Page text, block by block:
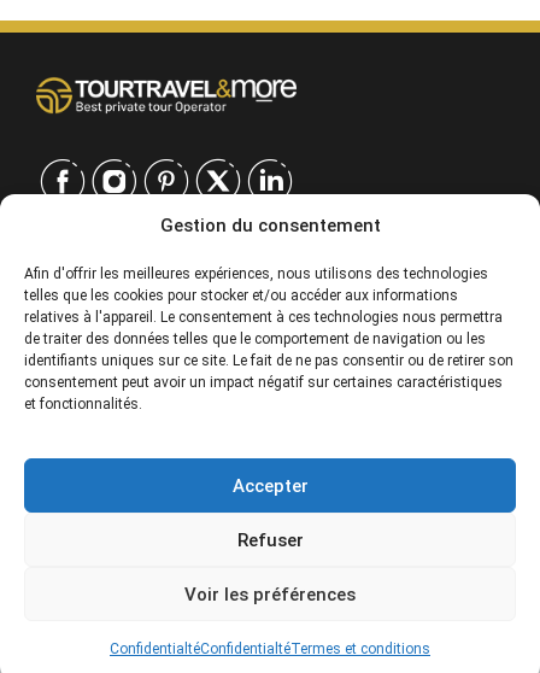
Gestion du consentement
Afin d'offrir les meilleures expériences, nous utilisons des technologies
telles que les cookies pour stocker et/ou accéder aux informations
relatives à l'appareil. Le consentement à ces technologies nous permettra
de traiter des données telles que le comportement de navigation ou les
identifiants uniques sur ce site. Le fait de ne pas consentir ou de retirer son
consentement peut avoir un impact négatif sur certaines caractéristiques
et fonctionnalités.
Accepter
Refuser
Voir les préférences
ConfidentialtéConfidentialtéTermes et conditions
SERVICES
SOCIÉTÉ
EUROPE
USA |
EUROPE
USA